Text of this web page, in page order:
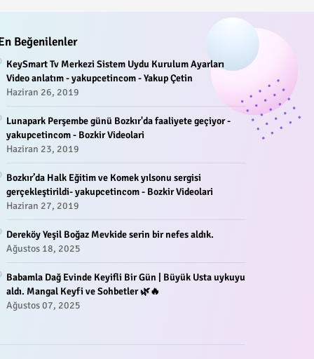
Beğenilenler
KeySmart Tv Merkezi Sistem Uydu Kurulum Ayarları
Video anlatım - yakupcetincom - Yakup Çetin
Haziran 26, 2019
Lunapark Perşembe günü Bozkır'da faaliyete geçiyor -
yakupcetincom - Bozkir Videolari
Haziran 23, 2019
Bozkır’da Halk Eğitim ve Komek yılsonu sergisi
gerçekleştirildi- yakupcetincom - Bozkir Videolari
Haziran 27, 2019
Dereköy Yeşil Boğaz Mevkide serin bir nefes aldık.
Ağustos 18, 2025
Babamla Dağ Evinde Keyifli Bir Gün | Büyük Usta uykuyu
aldı. Mangal Keyfi ve Sohbetler 🌿🔥
Ağustos 07, 2025